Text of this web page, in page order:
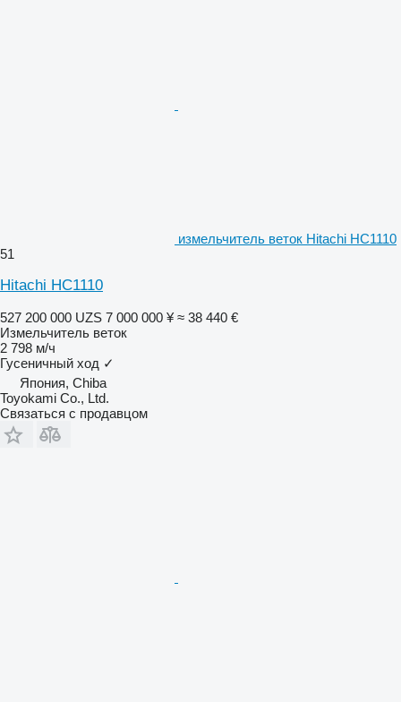
измельчитель веток Hitachi HC1110
51
Hitachi HC1110
527 200 000 UZS 7 000 000 ¥ ≈ 38 440 €
Измельчитель веток
2 798 м/ч
Гусеничный ход ✓
Япония, Chiba
Toyokami Co., Ltd.
Связаться с продавцом